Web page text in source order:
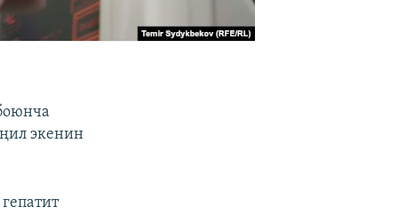
экенин